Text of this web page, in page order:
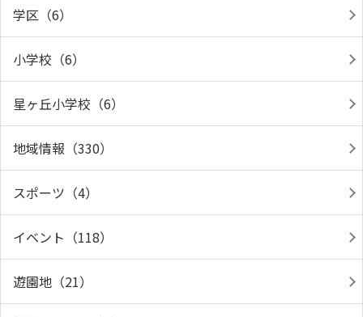
学区（6）
小学校（6）
星ヶ丘小学校（6）
地域情報（330）
スポーツ（4）
イベント（118）
遊園地（21）